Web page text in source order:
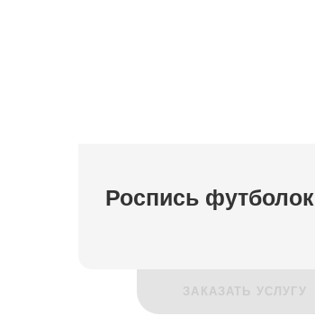
Роспись футболок
ЗАКАЗАТЬ УСЛУГУ